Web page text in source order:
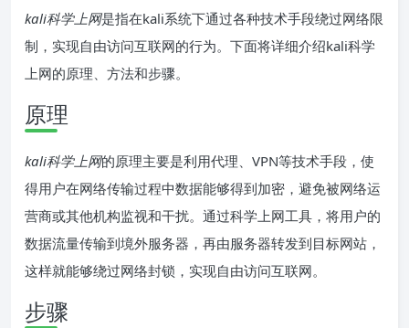
kali科学上网是指在kali系统下通过各种技术手段绕过网络限
制，实现自由访问互联网的行为。下面将详细介绍kali科学
上网的原理、方法和步骤。
原理
kali科学上网的原理主要是利用代理、VPN等技术手段，使
得用户在网络传输过程中数据能够得到加密，避免被网络运
营商或其他机构监视和干扰。通过科学上网工具，将用户的
数据流量传输到境外服务器，再由服务器转发到目标网站，
这样就能够绕过网络封锁，实现自由访问互联网。
步骤